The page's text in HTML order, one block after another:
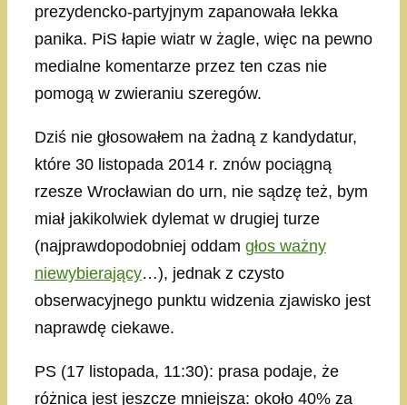
prezydencko-partyjnym zapanowała lekka
panika. PiS łapie wiatr w żagle, więc na pewno
medialne komentarze przez ten czas nie
pomogą w zwieraniu szeregów.
Dziś nie głosowałem na żadną z kandydatur,
które 30 listopada 2014 r. znów pociągną
rzesze Wrocławian do urn, nie sądzę też, bym
miał jakikolwiek dylemat w drugiej turze
(najprawdopodobniej oddam głos ważny
niewybierający…), jednak z czysto
obserwacyjnego punktu widzenia zjawisko jest
naprawdę ciekawe.
PS (17 listopada, 11:30): prasa podaje, że
różnica jest jeszcze mniejsza: około 40% za